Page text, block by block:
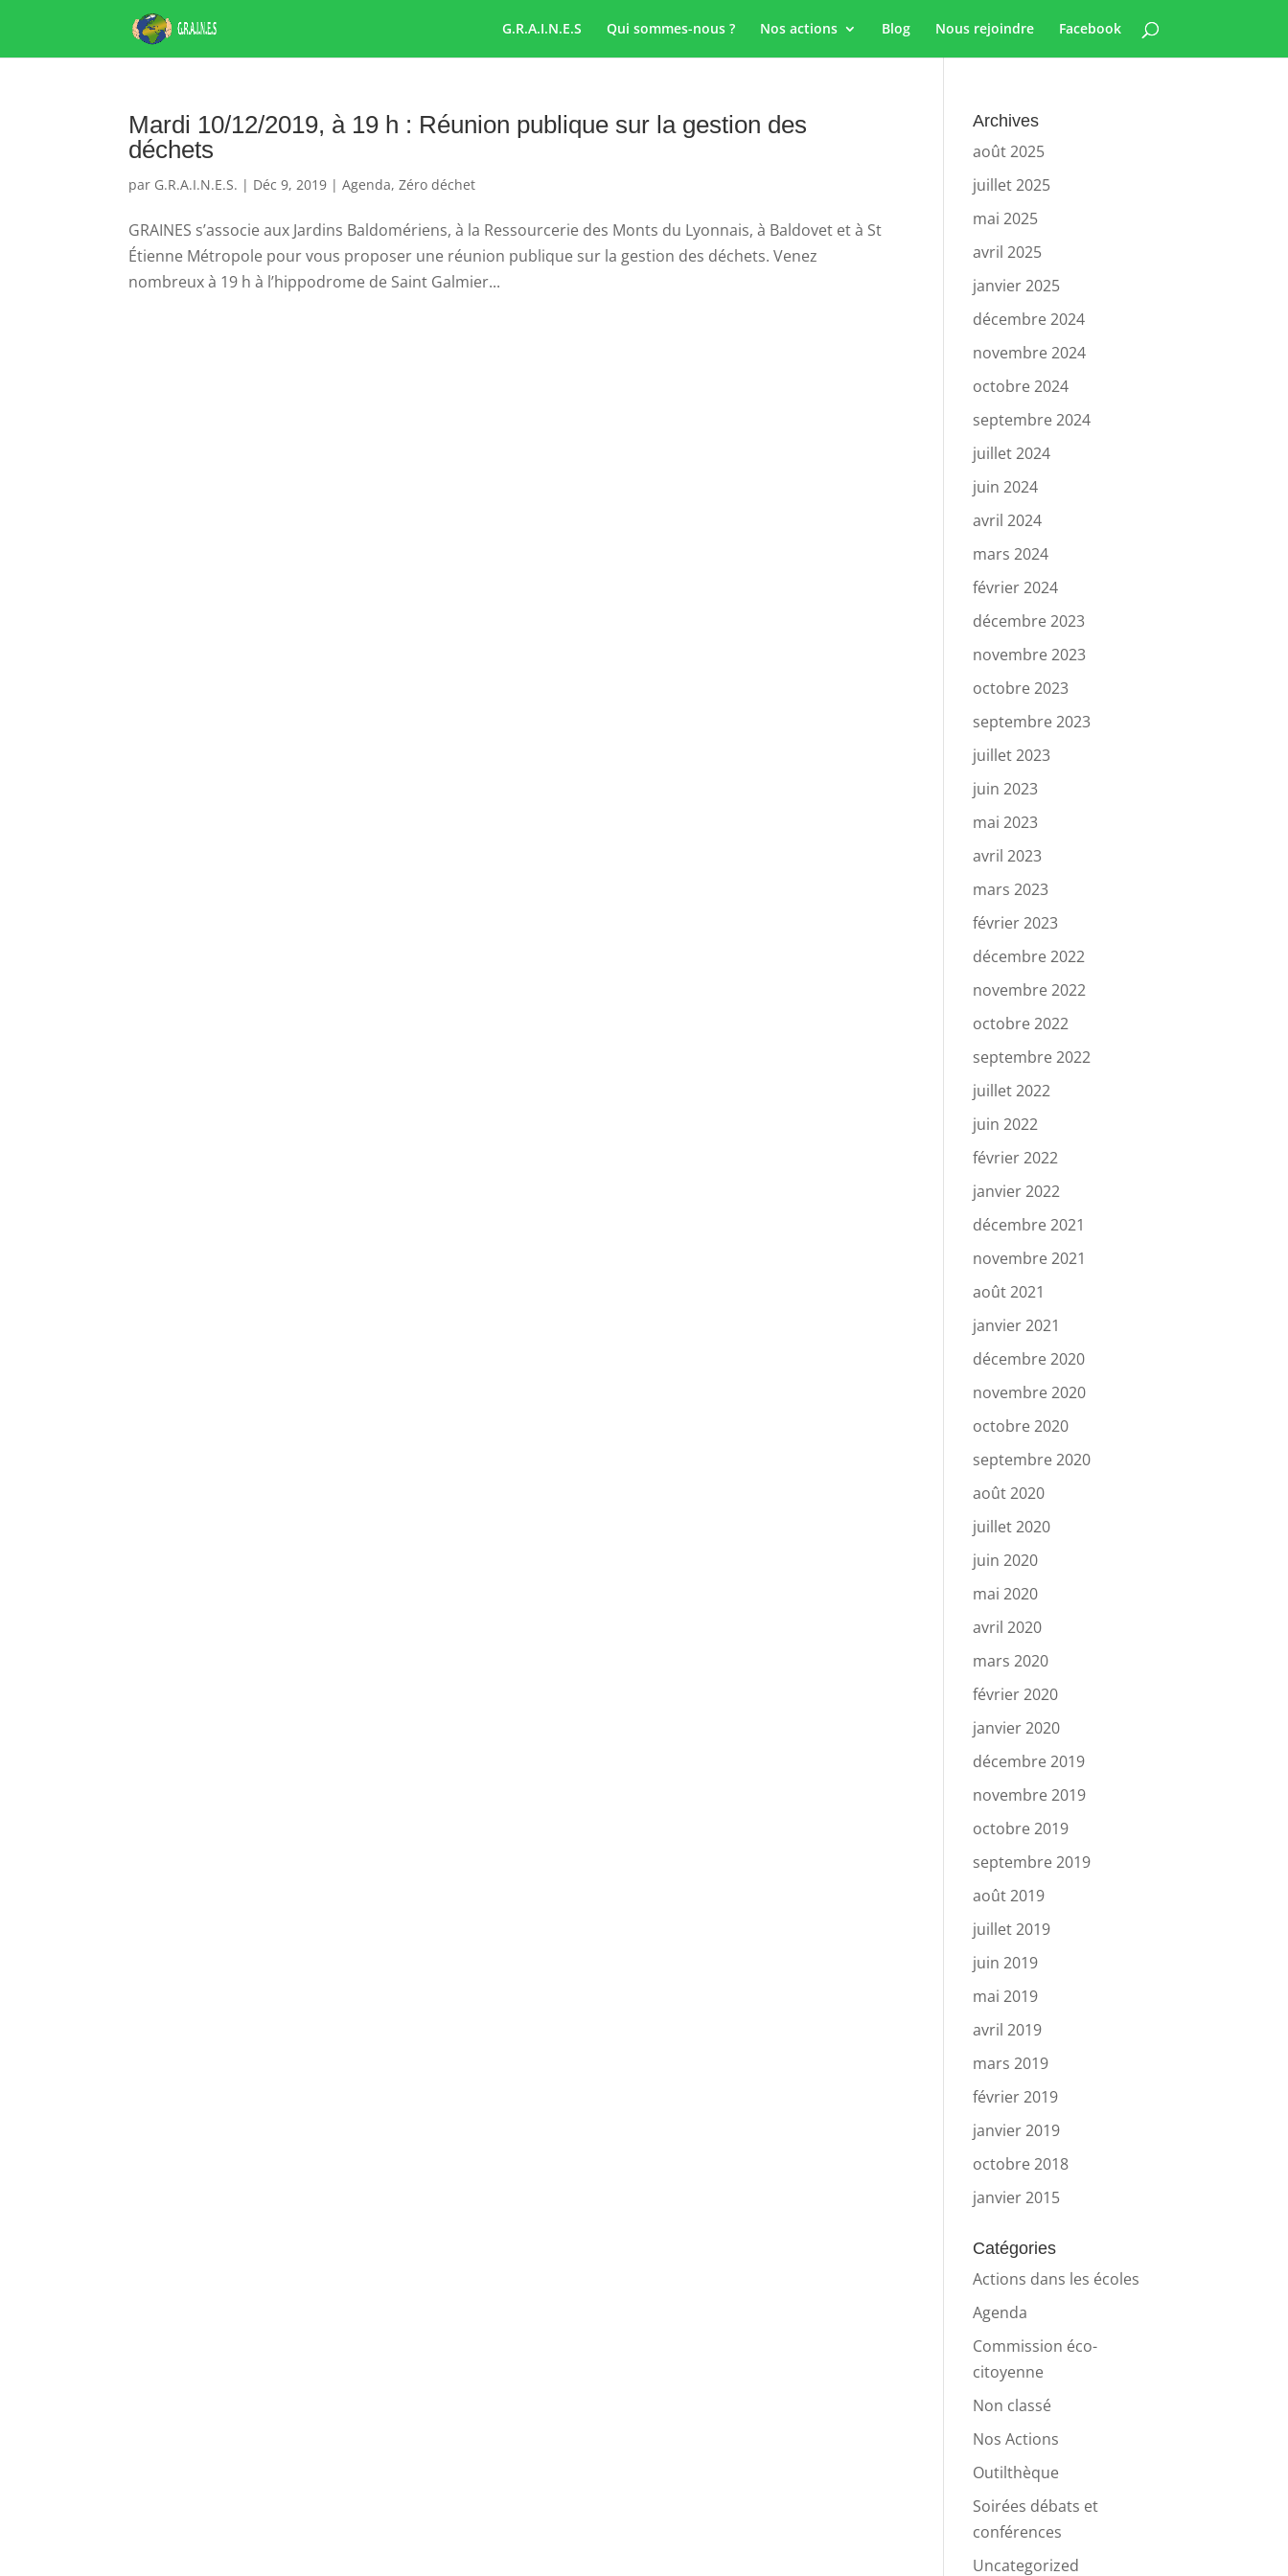
G.R.A.I.N.E.S Qui sommes-nous ? Nos actions Blog Nous rejoindre Facebook
Mardi 10/12/2019, à 19 h : Réunion publique sur la gestion des
déchets
par G.R.A.I.N.E.S. | Déc 9, 2019 |Agenda,Zéro déchet
GRAINES s’associe aux Jardins Baldomériens, à la Ressourcerie des Monts du Lyonnais, à Baldovet et à St
Étienne Métropole pour vous proposer une réunion publique sur la gestion des déchets. Venez
nombreux à 19 h à l’hippodrome de Saint Galmier...
Archives
août 2025
juillet 2025
mai 2025
avril 2025
janvier 2025
décembre 2024
novembre 2024
octobre 2024
septembre 2024
juillet 2024
juin 2024
avril 2024
mars 2024
février 2024
décembre 2023
novembre 2023
octobre 2023
septembre 2023
juillet 2023
juin 2023
mai 2023
avril 2023
mars 2023
février 2023
décembre 2022
novembre 2022
octobre 2022
septembre 2022
juillet 2022
juin 2022
février 2022
janvier 2022
décembre 2021
novembre 2021
août 2021
janvier 2021
décembre 2020
novembre 2020
octobre 2020
septembre 2020
août 2020
juillet 2020
juin 2020
mai 2020
avril 2020
mars 2020
février 2020
janvier 2020
décembre 2019
novembre 2019
octobre 2019
septembre 2019
août 2019
juillet 2019
juin 2019
mai 2019
avril 2019
mars 2019
février 2019
janvier 2019
octobre 2018
janvier 2015
Catégories
Actions dans les écoles
Agenda
Commission éco-
citoyenne
Non classé
Nos Actions
Outilthèque
Soirées débats et
conférences
Uncategorized